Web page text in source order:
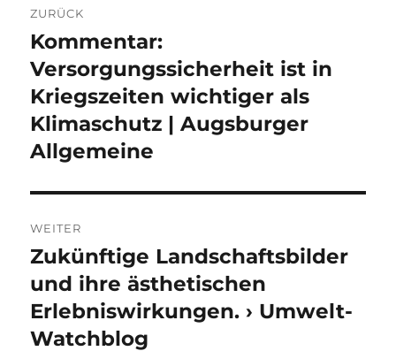
ZURÜCK
Vorheriger
Beitrag:
Kommentar:
Versorgungssicherheit ist in
Kriegszeiten wichtiger als
Klimaschutz | Augsburger
Allgemeine
WEITER
Nächster
Beitrag:
Zukünftige Landschaftsbilder
und ihre ästhetischen
Erlebniswirkungen. › Umwelt-
Watchblog